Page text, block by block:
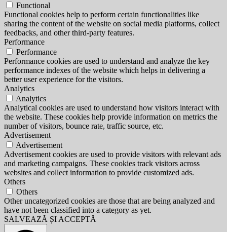
Functional
Functional cookies help to perform certain functionalities like
sharing the content of the website on social media platforms, collect
feedbacks, and other third-party features.
Performance
Performance
Performance cookies are used to understand and analyze the key
performance indexes of the website which helps in delivering a
better user experience for the visitors.
Analytics
Analytics
Analytical cookies are used to understand how visitors interact with
the website. These cookies help provide information on metrics the
number of visitors, bounce rate, traffic source, etc.
Advertisement
Advertisement
Advertisement cookies are used to provide visitors with relevant ads
and marketing campaigns. These cookies track visitors across
websites and collect information to provide customized ads.
Others
Others
Other uncategorized cookies are those that are being analyzed and
have not been classified into a category as yet.
SALVEAZĂ ȘI ACCEPTĂ